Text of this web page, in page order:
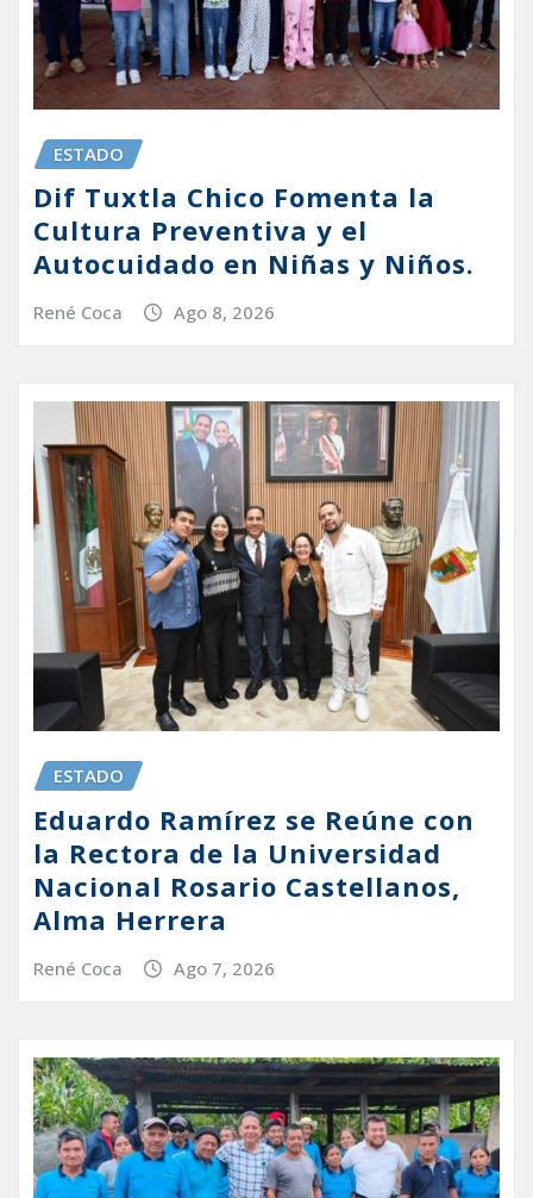
ESTADO
Dif Tuxtla Chico Fomenta la
Cultura Preventiva y el
Autocuidado en Niñas y Niños.
René Coca Ago 8, 2026
ESTADO
Eduardo Ramírez se Reúne con
la Rectora de la Universidad
Nacional Rosario Castellanos,
Alma Herrera
René Coca Ago 7, 2026